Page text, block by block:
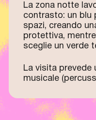
La zona notte
contrasto: un blu
spazi, creando
protettiva,
sceglie un verde
La visita prevede
musicale